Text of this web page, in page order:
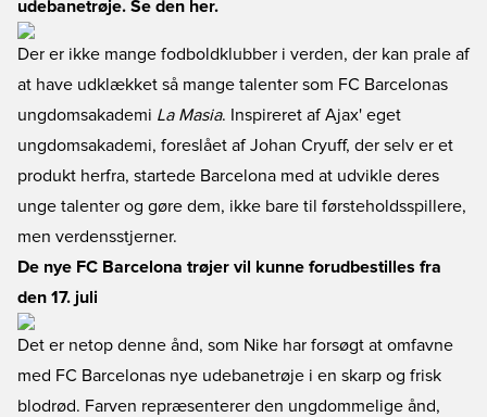
udebanetrøje. Se den her.
Der er ikke mange fodboldklubber i verden, der kan prale af
at have udklækket så mange talenter som FC Barcelonas
ungdomsakademi La Masia. Inspireret af Ajax' eget
ungdomsakademi, foreslået af Johan Cryuff, der selv er et
produkt herfra, startede Barcelona med at udvikle deres
unge talenter og gøre dem, ikke bare til førsteholdsspillere,
men verdensstjerner.
De nye FC Barcelona trøjer vil kunne forudbestilles fra
den 17. juli
Det er netop denne ånd, som Nike har forsøgt at omfavne
med FC Barcelonas nye udebanetrøje i en skarp og frisk
blodrød. Farven repræsenterer den ungdommelige ånd,